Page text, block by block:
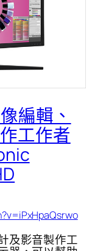
編輯、
工作者
及影音製作工